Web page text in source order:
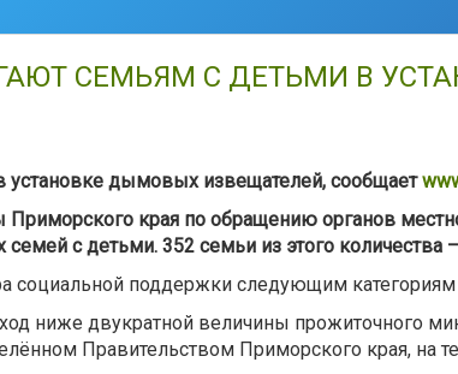
СЕМЬЯМ С ДЕТЬМИ В
дымовых извещателей, сообщает
края по обращению органов
с детьми. 352 семьи из этого количества
социальной поддержки следующим
ниже двукратной величины прожиточного
Правительством Приморского края, на